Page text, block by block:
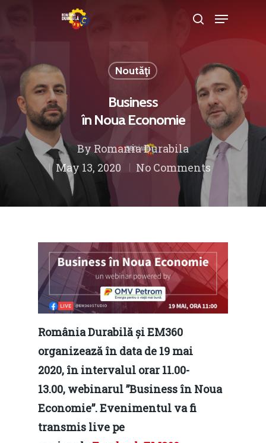
Hit enter to search or ESC to close
Noutăţi
Business
în Noua Economie
By Romania Durabila
May 13, 2020
No Comments
România Durabilă și EM360
organizează în data de 19 mai
2020, în intervalul orar 11.00-
13.00, webinarul ”Business în Noua
Economie”. Evenimentul va fi
transmis live pe